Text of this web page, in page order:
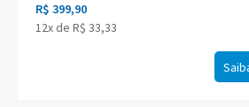
R$ 399,90
12x de R$ 33,33